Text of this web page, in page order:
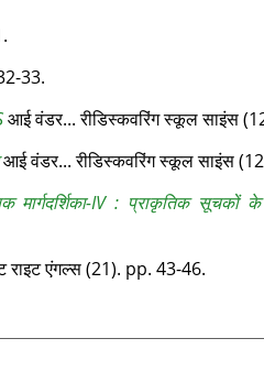
33.
आई वंडर... रीडिस्‍कवरिंग स्‍कूल साइंस
वंडर... रीडिस्‍कवरिंग स्‍कूल साइंस
IV : प्राकृतिक सूचकों के
राइट एंगल्‍स (21). pp. 43-46.